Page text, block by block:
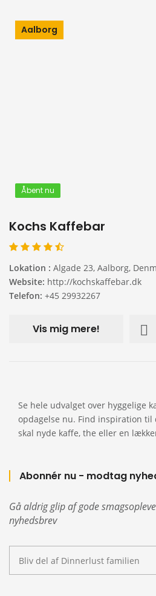
Aalborg
Åbent nu
Kochs Kaffebar
Lokation : Algade 23, Aalborg,
Website: http://kochskaffebar.dk
Telefon: +45 29932267
Vis mig mere!
Se hele udvalget over hyggelige
opdagelse nu. Find inspiration
skal nyde kaffe, the eller en
Abonnér nu - modtag
Gå aldrig glip af gode
nyhedsbrev